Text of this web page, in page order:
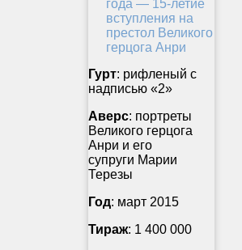
Гурт: рифленый с
надписью «2»
Аверс: портреты
Великого герцога
Анри и его
супруги Марии
Терезы
Год: март 2015
Тираж: 1 400 000